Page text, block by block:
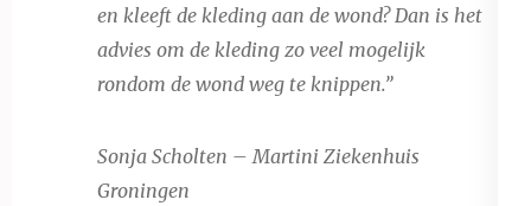
en kleeft de kleding aan de wond? Dan is het
advies om de kleding zo veel mogelijk
rondom de wond weg te knippen.”
Sonja Scholten – Martini Ziekenhuis
Groningen